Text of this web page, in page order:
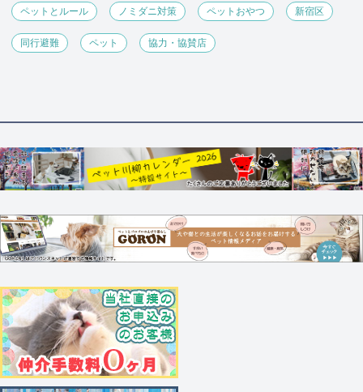
ペットとルール ノミダニ対策 ペットおやつ 新宿区
同行避難 ペット 協力・協賛店